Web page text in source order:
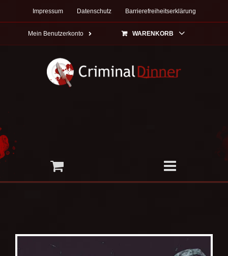
Impressum Datenschutz Barrierefreiheitserklärung
Mein Benutzerkonto WARENKORB